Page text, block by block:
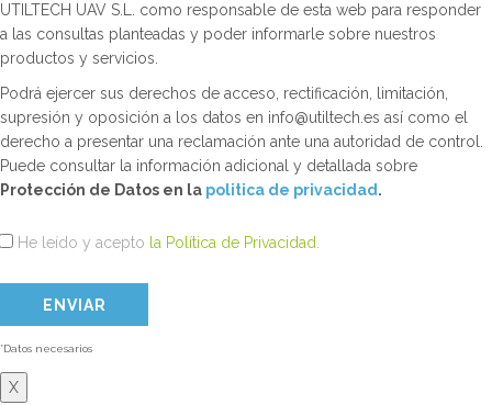
UTILTECH UAV S.L. como responsable de esta web para responder
a las consultas planteadas y poder informarle sobre nuestros
productos y servicios.
Podrá ejercer sus derechos de acceso, rectificación, limitación,
supresión y oposición a los datos en info@utiltech.es así como el
derecho a presentar una reclamación ante una autoridad de control.
Puede consultar la información adicional y detallada sobre
Protección de Datos en la politica de privacidad .
He leído y acepto la Política de Privacidad
*Datos necesarios
X